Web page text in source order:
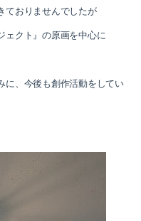
ておりませんでしたが
ェクト』の原画を中心に
に、今後も創作活動をしてい